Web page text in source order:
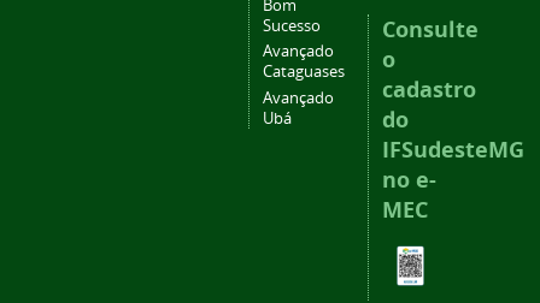
Bom
Sucesso
Avançado
Cataguases
Avançado
Ubá
Consulte
o
cadastro
do
IFSudesteMG
no e-
MEC